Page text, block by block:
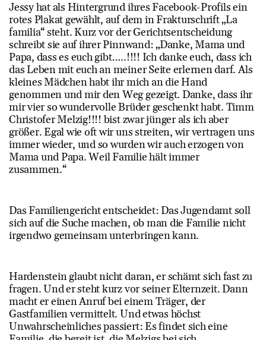
Jessy hat als Hintergrund ihres Facebook-Profils ein
rotes Plakat gewählt, auf dem in Frakturschrift „La
familia“ steht. Kurz vor der Gerichtsentscheidung
schreibt sie auf ihrer Pinnwand: „Danke, Mama und
Papa, dass es euch gibt…..!!!! Ich danke euch, dass ich
das Leben mit euch an meiner Seite erlernen darf. Als
kleines Mädchen habt ihr mich an die Hand
genommen und mir den Weg gezeigt. Danke, dass ihr
mir vier so wundervolle Brüder geschenkt habt. Timm
Christofer Melzig!!!! bist zwar jünger als ich aber
größer. Egal wie oft wir uns streiten, wir vertragen uns
immer wieder, und so wurden wir auch erzogen von
Mama und Papa. Weil Familie hält immer
zusammen.“
Das Familiengericht entscheidet: Das Jugendamt soll
sich auf die Suche machen, ob man die Familie nicht
irgendwo gemeinsam unterbringen kann.
Hardenstein glaubt nicht daran, er schämt sich fast zu
fragen. Und er steht kurz vor seiner Elternzeit. Dann
macht er einen Anruf bei einem Träger, der
Gastfamilien vermittelt. Und etwas höchst
Unwahrscheinliches passiert: Es findet sich eine